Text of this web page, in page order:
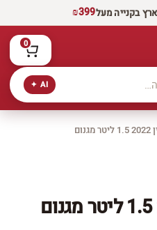
בקנייה מעל₪399
AI ✦
0